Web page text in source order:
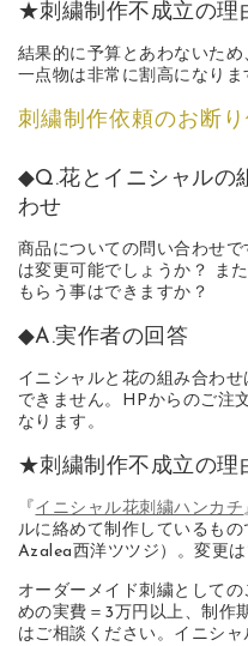
★刺繍制作不成立の理
結果的に予算とあわないため
一点物は非常に割高になりま
刺繍制作依頼のお断
◆Q.花とイニシャルの
わせ
商品についての問い合わせ
は変更可能でしょうか？ ま
もらう事はできますか？
◆A.実作者の回答
イニシャルと花の組み合わ
できません。HPからのご注
なります。
★刺繍制作不成立の理
『 イニシャル花刺繍ハンカチ
ルに絡めて制作しているも
Azalea西洋ツツジ）。変更は
オーダーメイド刺繍として
めの実費＝3万円以上、制作
はご相談ください。イニシ